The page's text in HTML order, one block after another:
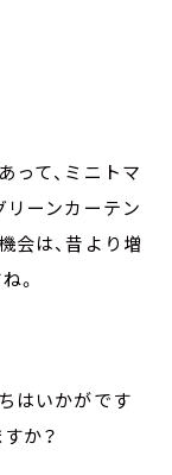
って、ミニトマ
リーンカーテン
会は、昔より増
。
はいかがです
か？